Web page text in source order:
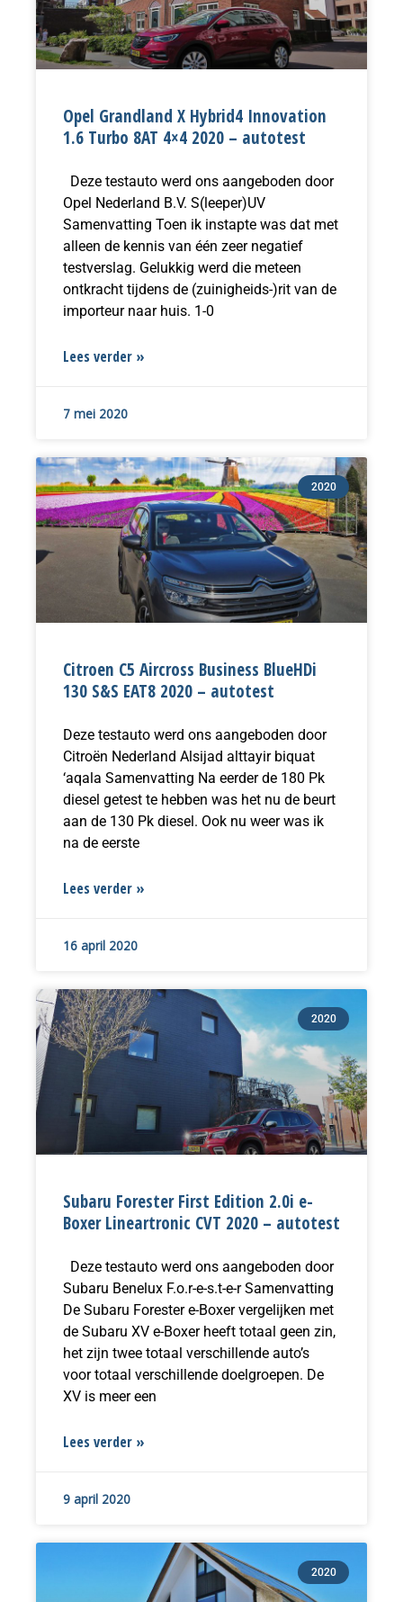
Opel Grandland X Hybrid4 Innovation
1.6 Turbo 8AT 4×4 2020 – autotest
Deze testauto werd ons aangeboden door
Opel Nederland B.V. S(leeper)UV
Samenvatting Toen ik instapte was dat met
alleen de kennis van één zeer negatief
testverslag. Gelukkig werd die meteen
ontkracht tijdens de (zuinigheids-)rit van de
importeur naar huis. 1-0
Lees verder »
7 mei 2020
2020
Citroen C5 Aircross Business BlueHDi
130 S&S EAT8 2020 – autotest
Deze testauto werd ons aangeboden door
Citroën Nederland Alsijad alttayir biquat
‘aqala Samenvatting Na eerder de 180 Pk
diesel getest te hebben was het nu de beurt
aan de 130 Pk diesel. Ook nu weer was ik
na de eerste
Lees verder »
16 april 2020
2020
Subaru Forester First Edition 2.0i e-
Boxer Lineartronic CVT 2020 – autotest
Deze testauto werd ons aangeboden door
Subaru Benelux F.o.r-e-s.t-e-r Samenvatting
De Subaru Forester e-Boxer vergelijken met
de Subaru XV e-Boxer heeft totaal geen zin,
het zijn twee totaal verschillende auto’s
voor totaal verschillende doelgroepen. De
XV is meer een
Lees verder »
9 april 2020
2020